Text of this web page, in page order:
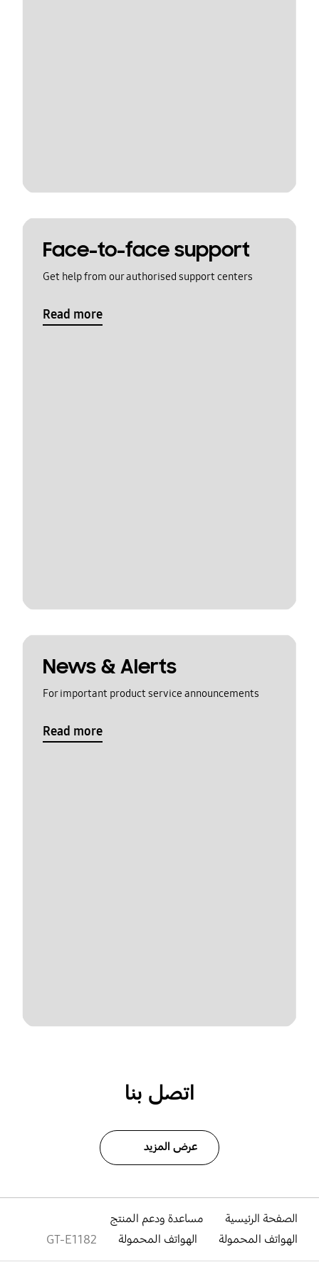
Face-to-face support
Get help from our authorised support centers
Read more
News & Alerts
For important product service announcements
Read more
اتصل بنا
عرض المزيد
الصفحة الرئيسية
مساعدة ودعم المنتج
الهواتف المحمولة
الهواتف المحمولة GT-E1182